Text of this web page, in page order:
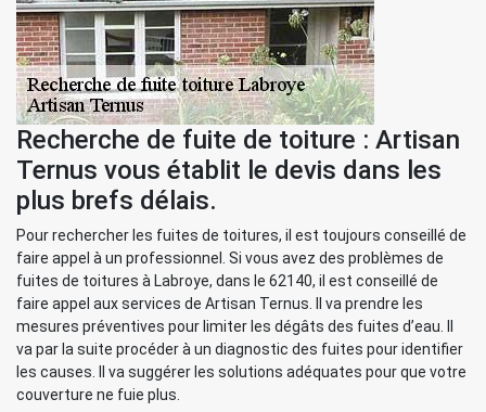
Recherche de fuite de toiture : Artisan
Ternus vous établit le devis dans les
plus brefs délais.
Pour rechercher les fuites de toitures, il est toujours conseillé de
faire appel à un professionnel. Si vous avez des problèmes de
fuites de toitures à Labroye, dans le 62140, il est conseillé de
faire appel aux services de Artisan Ternus. Il va prendre les
mesures préventives pour limiter les dégâts des fuites d’eau. Il
va par la suite procéder à un diagnostic des fuites pour identifier
les causes. Il va suggérer les solutions adéquates pour que votre
couverture ne fuie plus.